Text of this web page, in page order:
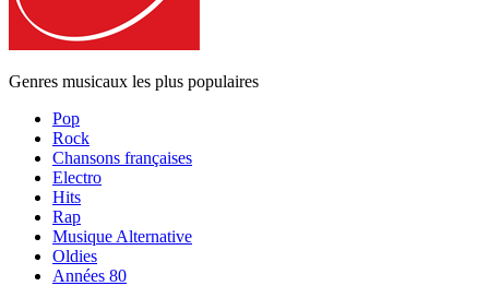
Genres musicaux les plus populaires
Pop
Rock
Chansons françaises
Electro
Hits
Rap
Musique Alternative
Oldies
Années 80